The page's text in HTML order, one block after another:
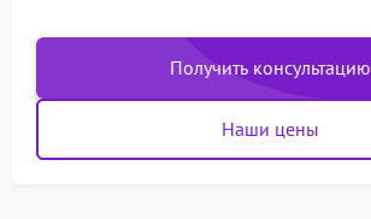
Получить консультацию
Наши цены